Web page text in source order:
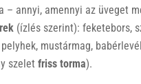
– annyi, amennyi az üveget
(ízlés szerint): feketebors,
mustármag,
szelet friss torma).